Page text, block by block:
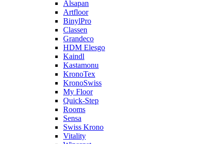
Alsapan
Artfloor
BinylPro
Classen
Grandeco
HDM Elesgo
Kaindl
Kastamonu
KronoTex
KronoSwiss
My Floor
Quick-Step
Rooms
Sensa
Swiss Krono
Vitality